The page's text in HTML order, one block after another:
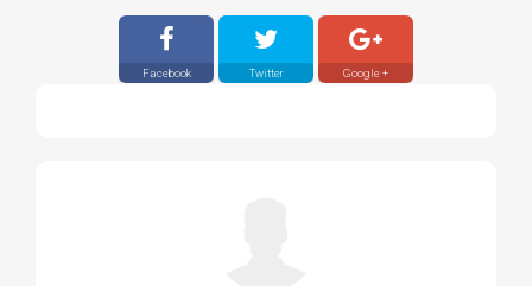
Facebook Twitter Google +